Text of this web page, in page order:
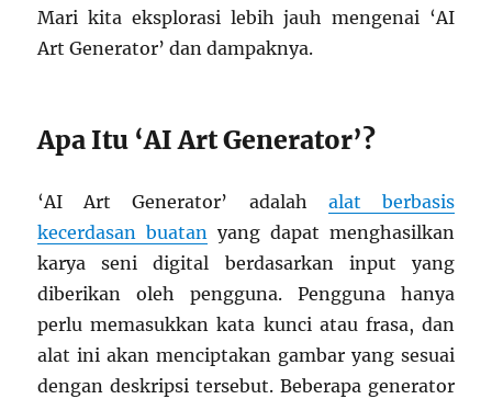
Mari kita eksplorasi lebih jauh mengenai ‘AI
Art Generator’ dan dampaknya.
Apa Itu ‘AI Art Generator’?
‘AI Art Generator’ adalah alat berbasis
kecerdasan buatan yang dapat menghasilkan
karya seni digital berdasarkan input yang
diberikan oleh pengguna. Pengguna hanya
perlu memasukkan kata kunci atau frasa, dan
alat ini akan menciptakan gambar yang sesuai
dengan deskripsi tersebut. Beberapa generator